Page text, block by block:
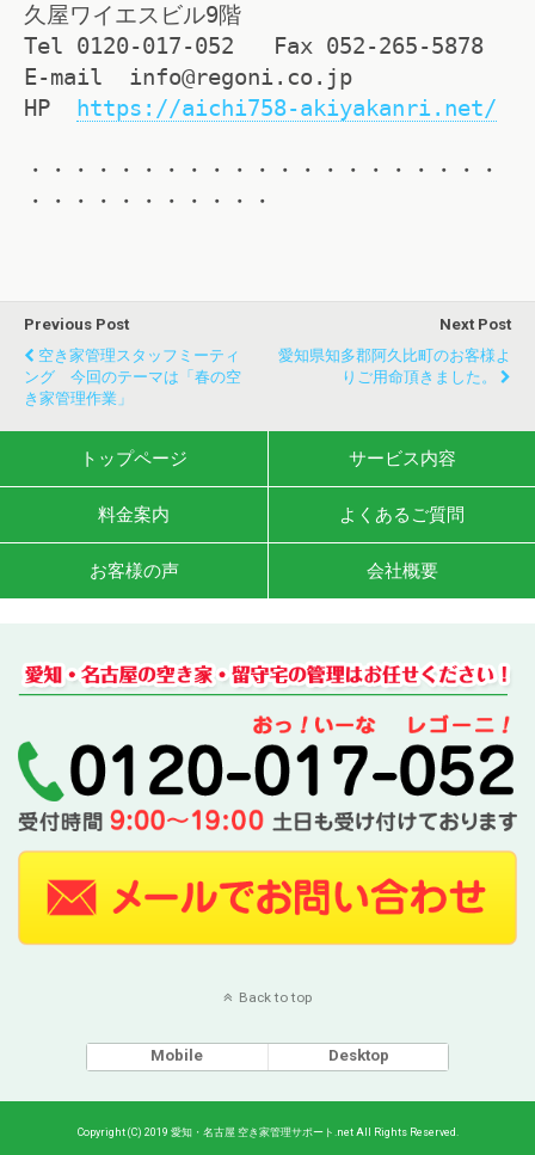
久屋ワイエスビル9階
Tel 0120-017-052 Fax 052-265-5878
E-mail info@regoni.co.jp
HP https://aichi758-akiyakanri.net/
・・・・・・・・・・・・・・・・・・・・・
・・・・・・・・・・・
Previous Post
空き家管理スタッフミーティ
ング 今回のテーマは「春の空
き家管理作業」
Next Post
愛知県知多郡阿久比町のお客様よ
りご用命頂きました。
トップページ サービス内容
料金案内 よくあるご質問
お客様の声 会社概要
Back to top
Mobile Desktop
Copyright (C) 2019 愛知・名古屋 空き家管理サポート.net All Rights Reserved.